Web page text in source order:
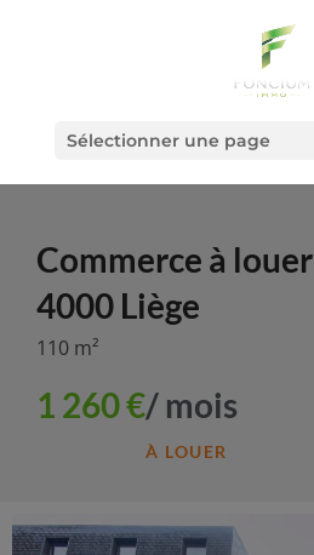
Sélectionner une page
Commerce à louer
4000 Liège
110 m²
1 260 €/ mois
À LOUER